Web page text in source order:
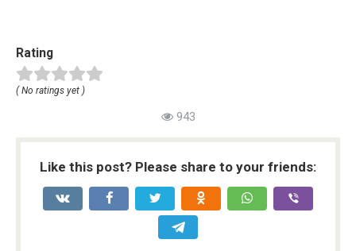
Rating
( No ratings yet )
943
Like this post? Please share to your friends: